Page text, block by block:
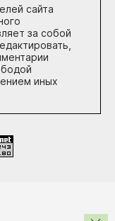
сайта
за собой
иных